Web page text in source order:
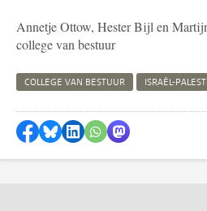
Annetje Ottow, Hester Bijl en
college van bestuur
COLLEGE VAN BESTUUR ISRAËL-
Delen op Facebook
Delen via Bluesky
Delen op LinkedIn
Delen via WhatsApp
Delen via